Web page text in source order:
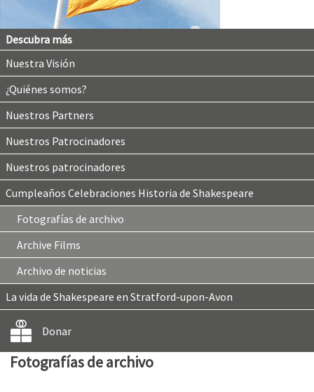
Descubra más
Nuestra Visión
¿Quiénes somos?
Nuestros Partners
Nuestros Patrocinadores
Nuestros patrocinadores
Cumpleaños Celebraciones Historia de Shakespeare
Fotografías de archivo
Archive Films
Archivo de noticias
La vida de Shakespeare en Stratford-upon-Avon
Donar
Fotografías de archivo